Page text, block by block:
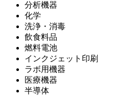
分析機器
化学
洗浄・消毒
飲食料品
燃料電池
インクジェット印刷
ラボ用機器
医療機器
半導体